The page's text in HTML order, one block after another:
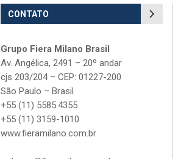
CONTATO
Grupo Fiera Milano Brasil
Av. Angélica, 2491 – 20º andar
cjs 203/204 – CEP: 01227-200
São Paulo – Brasil
+55 (11) 5585.4355
+55 (11) 3159-1010
www.fieramilano.com.br